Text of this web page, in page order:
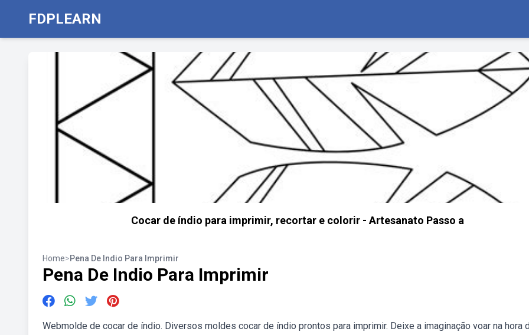
FDPLEARN
Cocar de índio para imprimir, recortar e colorir - Artesanato Passo a
Home>Pena De Indio Para Imprimir
Pena De Indio Para Imprimir
Webmolde de cocar de índio. Diversos moldes cocar de índio prontos para imprimir. Deixe a imaginação voar na hora